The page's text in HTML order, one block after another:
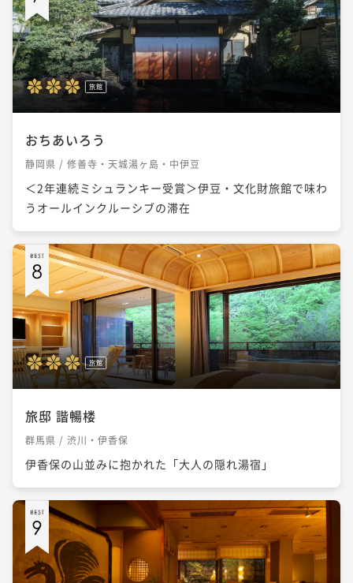
旅館
おちあいろう
静岡県 / 修善寺・天城湯ヶ島・中伊豆
＜2年連続ミシュランキー受賞＞伊豆・文化財旅館で味わ
うオールインクルーシブの滞在
旅館
旅邸 諧暢楼
群馬県 / 渋川・伊香保
伊香保の山並みに抱かれた「大人の隠れ湯宿」